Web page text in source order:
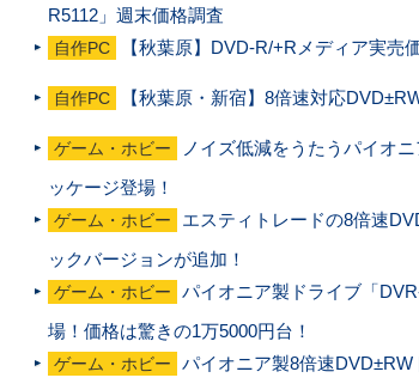
R5112」週末価格調査
自作PC 【秋葉原】DVD-R/+Rメディア実売
自作PC 【秋葉原・新宿】8倍速対応
ゲーム・ホビー
ノイズ低減をうたうパイオ
ッケージ登場！
ゲーム・ホビー
エスティトレードの8倍速
ックバージョンが追加！
ゲーム・ホビー
パイオニア製ドライブ「
場！価格は驚きの1万5000円台！
ゲーム・ホビー
パイオニア製8倍速